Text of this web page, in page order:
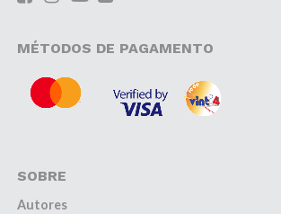
MÉTODOS DE PAGAMENTO
SOBRE
Autores